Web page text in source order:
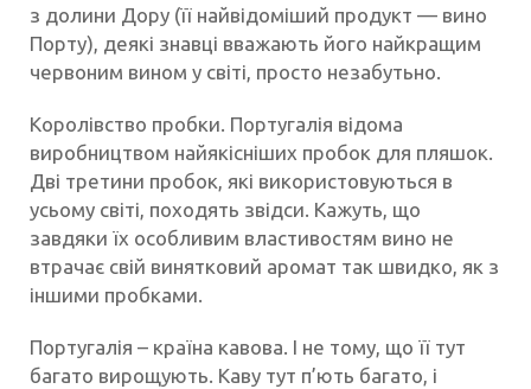
з долини Дору (її найвідоміший продукт — вино
Порту), деякі знавці вважають його найкращим
червоним вином у світі, просто незабутьно.
Королівство пробки. Португалія відома
виробництвом найякісніших пробок для пляшок.
Дві третини пробок, які використовуються в
усьому світі, походять звідси. Кажуть, що
завдяки їх особливим властивостям вино не
втрачає свій винятковий аромат так швидко, як з
іншими пробками.
Португалія – країна кавова. І не тому, що її тут
багато вирощують. Каву тут п’ють багато, і